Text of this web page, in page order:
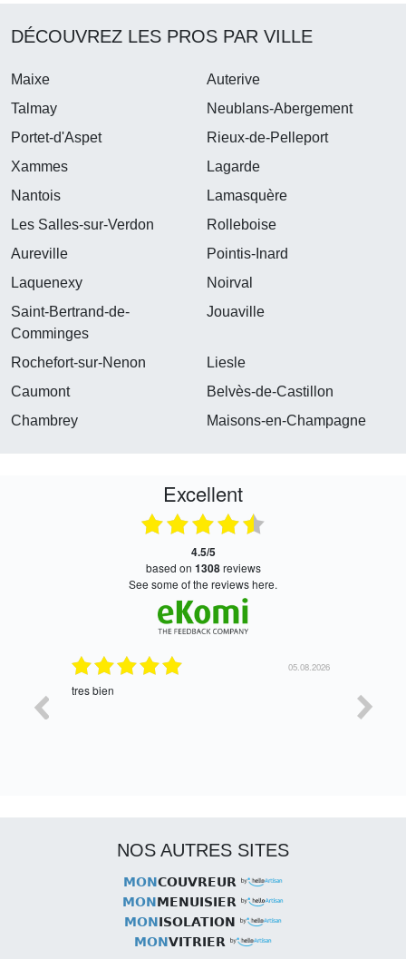
DÉCOUVREZ LES PROS PAR VILLE
Maixe
Auterive
Talmay
Neublans-Abergement
Portet-d'Aspet
Rieux-de-Pelleport
Xammes
Lagarde
Nantois
Lamasquère
Les Salles-sur-Verdon
Rolleboise
Aureville
Pointis-Inard
Laquenexy
Noirval
Saint-Bertrand-de-
Comminges
Jouaville
Rochefort-sur-Nenon
Liesle
Caumont
Belvès-de-Castillon
Chambrey
Maisons-en-Champagne
Excellent
4.5/5
based on 1308reviews
see some of the reviews here.
05.08.2026
Satisfait, retour rapide !
NOS AUTRES SITES
MONCOUVREUR
MONMENUISIER
MONISOLATION
MONVITRIER